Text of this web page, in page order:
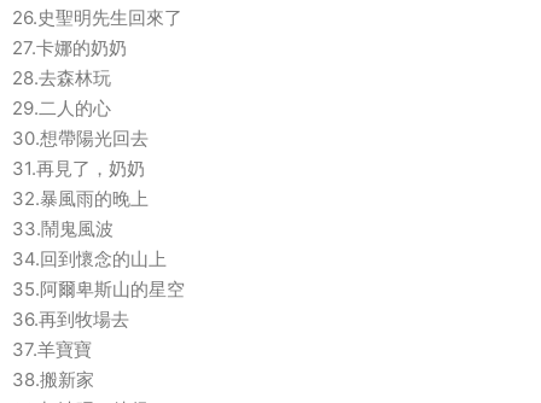
26.史聖明先生回來了
27.卡娜的奶奶
28.去森林玩
29.二人的心
30.想帶陽光回去
31.再見了，奶奶
32.暴風雨的晚上
33.鬧鬼風波
34.回到懷念的山上
35.阿爾卑斯山的星空
36.再到牧場去
37.羊寶寶
38.搬新家